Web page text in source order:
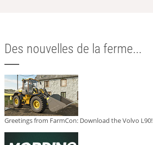
Des nouvelles de la ferme...
Greetings from FarmCon: Download the Volvo L90!